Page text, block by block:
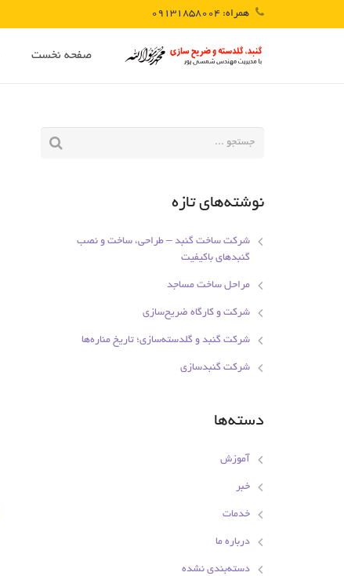
همراه: 09131858004
صفحه نخست
نوشته‌های تازه
شرکت ساخت گنبد – طراحی، ساخت و نصب
گنبدهای باکیفیت
مراحل ساخت مساجد
شرکت و کارگاه ضریح‌سازی
شرکت گنبد و گلدسته‌سازی؛ تاریخ مناره‌ها
شرکت گنبدسازی
دسته‌ها
آموزش
خبر
خدمات
درباره ما
دسته‌بندی نشده